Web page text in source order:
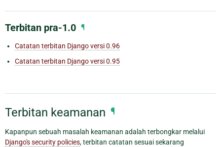
Terbitan pra-1.0 ¶
Catatan terbitan Django versi 0.96
Catatan terbitan Django versi 0.95
Terbitan keamanan ¶
Kapanpun sebuah masalah keamanan adalah terbongkar melalui
Django's security policies, terbitan catatan sesuai sekarang